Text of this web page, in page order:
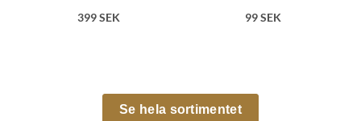
399 SEK 99 SEK
Se hela sortimentet